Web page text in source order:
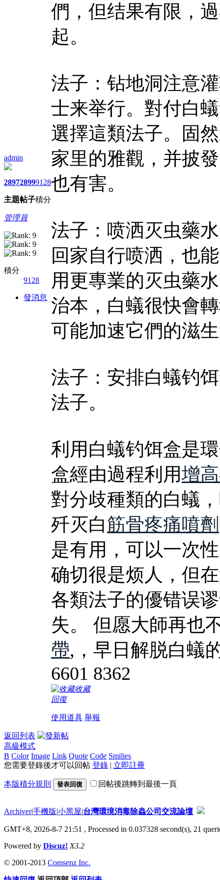
admin
2897
主題
2899
帖子
9128
積分
管理員
積分
9128
發消息
們，但结果有限，
起。
法子：钻地洞注意
士来举行。對付白
選擇這類法子。固
家里的雅觀，并披
也有害。
法子：喷洒灭虫藥
回家自行喷洒，也
用更專業的灭虫藥
治本，白蟻很快會
可能加速它們的滋
法子：安排白蟻钓
法子。
利用白蟻钓饵盒是
盒經由過程利用增
對分歧種類的白蟻
歼灭白筋骨疼痛噴劑
是有用，可以一次
确切很是烦人，但
各類法子的優错误
失。 但愿大師再也
帶,，早日解脱白蟻
6601 8362
收藏
回復
使用道具 舉報
返回列表
高級模式
B Color Image Link Quote Code Smilies
您需要登錄後才可以回帖 登錄 | 立即註冊
本版積分規則 發表回復 回帖後跳轉到最後一頁
Archiver|手機版|小黑屋|台灣環境消毒除蟲公司交流論壇
GMT+8, 2026-8-7 21:51 , Processed in 0.037328 second(s), 21
Powered by Discuz! X3.2
© 2001-2013 Comsenz Inc.